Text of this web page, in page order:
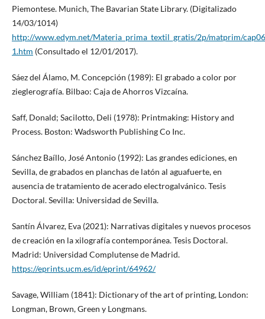
Piemontese. Munich, The Bavarian State Library. (Digitalizado
14/03/1014)
http://www.edym.net/Materia_prima_textil_gratis/2p/matprim/
1.htm (Consultado el 12/01/2017).
Sáez del Álamo, M. Concepción (1989): El grabado a color por
zieglerografía. Bilbao: Caja de Ahorros Vizcaína.
Saff, Donald; Sacilotto, Deli (1978): Printmaking: History and
Process. Boston: Wadsworth Publishing Co Inc.
Sánchez Baíllo, José Antonio (1992): Las grandes ediciones, en
Sevilla, de grabados en planchas de latón al aguafuerte, en
ausencia de tratamiento de acerado electrogalvánico. Tesis
Doctoral. Sevilla: Universidad de Sevilla.
Santín Álvarez, Eva (2021): Narrativas digitales y nuevos procesos
de creación en la xilografía contemporánea. Tesis Doctoral.
Madrid: Universidad Complutense de Madrid.
https://eprints.ucm.es/id/eprint/64962/
Savage, William (1841): Dictionary of the art of printing, London:
Longman, Brown, Green y Longmans.